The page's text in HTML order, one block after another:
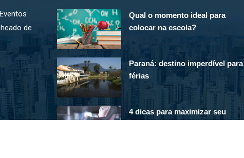
de
Qual o momento ideal para
colocar na escola?
Paraná: destino imperdível para
férias
4 dicas para maximizar seu